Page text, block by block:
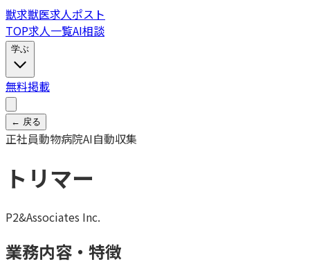
獣求獣医求人ポスト
TOP求人一覧AI相談
学ぶ
無料掲載
← 戻る
正社員動物病院AI自動収集
トリマー
P2&Associates Inc.
業務内容・特徴